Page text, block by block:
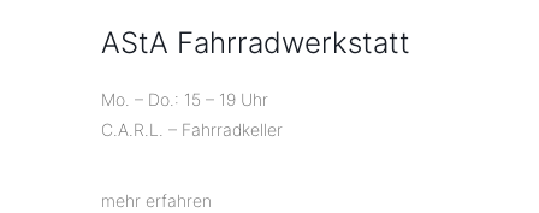
AStA Fahrradwerkstatt
Mo. – Do.: 15 – 19 Uhr
C.A.R.L. – Fahrradkeller
mehr erfahren